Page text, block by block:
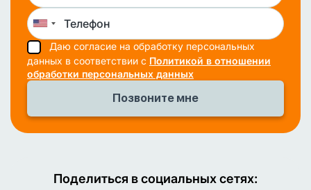
Даю согласие на обработку персональных
данных в соответствии с Политикой в отношении
обработки персональных данных
Поделиться в социальных сетях: